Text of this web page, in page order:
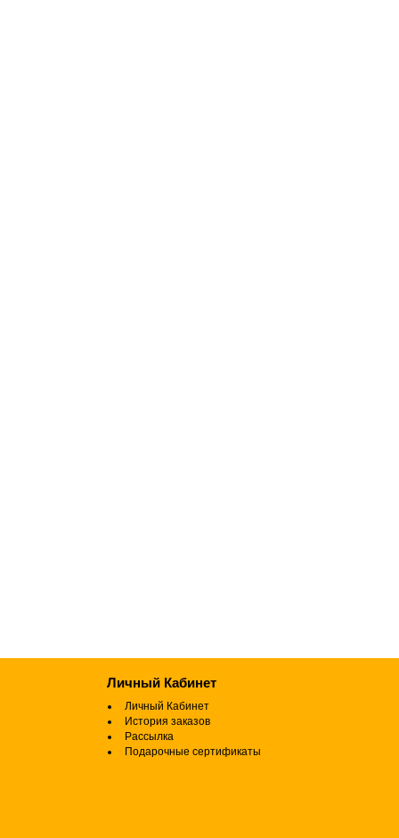
Личный Кабинет
Личный Кабинет
История заказов
Рассылка
Подарочные сертификаты